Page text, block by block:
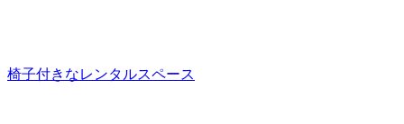
椅子付きなレンタルスペース